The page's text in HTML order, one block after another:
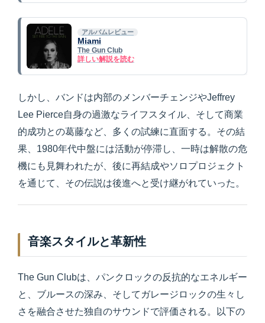
アルバムレビュー
Miami
The Gun Club
詳しい解説を読む
しかし、バンドは内部のメンバーチェンジやJeffrey
Lee Pierce自身の過激なライフスタイル、そして商業
的成功との葛藤など、多くの試練に直面する。その結
果、1980年代中盤には活動が停滞し、一時は解散の危
機にも見舞われたが、後に再結成やソロプロジェクト
を通じて、その伝説は後進へと受け継がれていった。
音楽スタイルと革新性
The Gun Clubは、パンクロックの反抗的なエネルギー
と、ブルースの深み、そしてガレージロックの生々し
さを融合させた独自のサウンドで評価される。以下の